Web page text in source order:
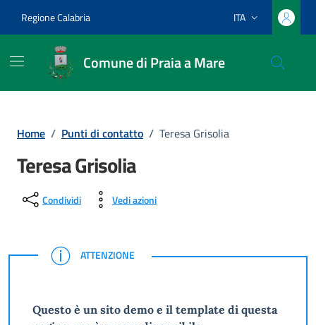
Regione Calabria Lingua attiva:
ITA
Comune di Praia a Mare
Home / Punti di contatto / Teresa Grisolia
Teresa Grisolia
Condividi Vedi azioni
ATTENZIONE
ATTENZIONE
Questo è un sito demo e il template di questa